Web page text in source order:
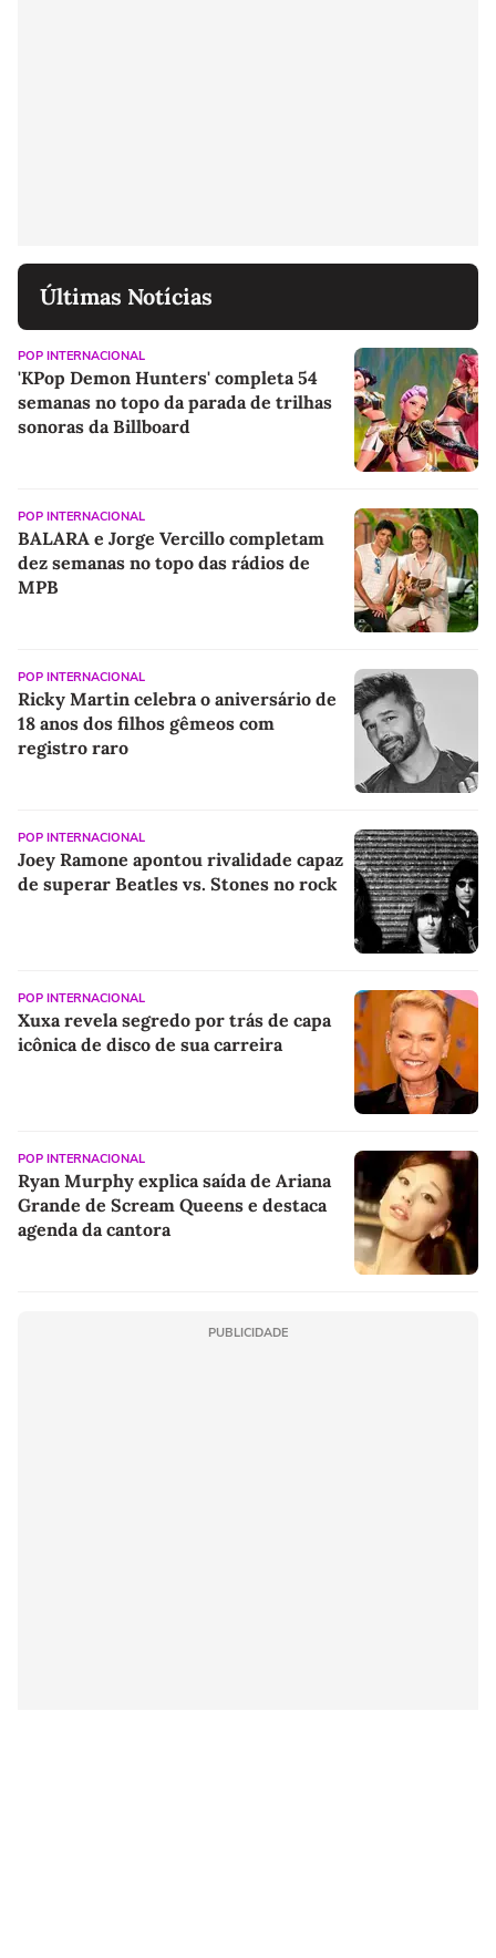
Últimas Notícias
POP INTERNACIONAL
'KPop Demon Hunters' completa 54
semanas no topo da parada de trilhas
sonoras da Billboard
POP INTERNACIONAL
BALARA e Jorge Vercillo completam
dez semanas no topo das rádios de
MPB
POP INTERNACIONAL
Ricky Martin celebra o aniversário de
18 anos dos filhos gêmeos com
registro raro
POP INTERNACIONAL
Joey Ramone apontou rivalidade capaz
de superar Beatles vs. Stones no rock
POP INTERNACIONAL
Xuxa revela segredo por trás de capa
icônica de disco de sua carreira
POP INTERNACIONAL
Ryan Murphy explica saída de Ariana
Grande de Scream Queens e destaca
agenda da cantora
PUBLICIDADE